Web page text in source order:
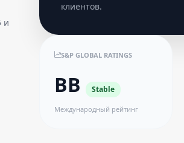
и
клиентов.
S&P GLOBAL RATINGS
BB Stable
Международный рейтинг